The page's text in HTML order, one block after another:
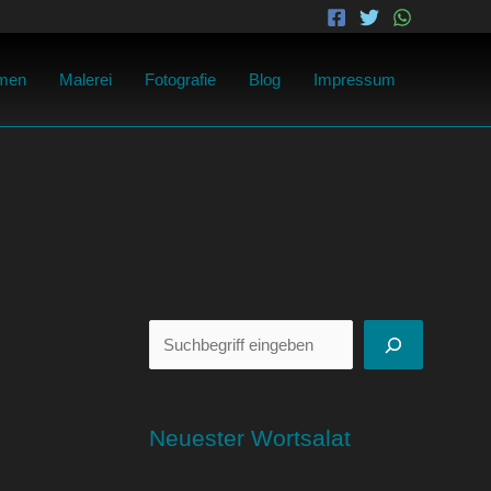
Malerei Fotografie Blog Impressum
Neuester Wortsalat